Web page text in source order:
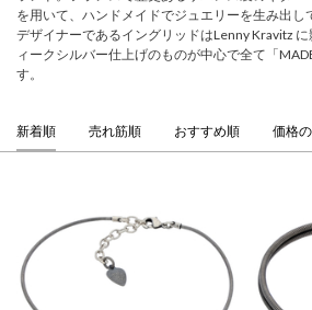
を用いて、ハンドメイドでジュエリーを生み出し
デザイナーであるイングリッドはLenny Kravitz
ィークシルバー仕上げのものが中心で全て「
す。
新着順 売れ筋順 おすすめ順 価格